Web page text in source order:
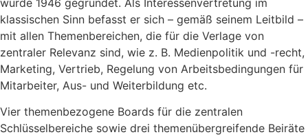
wurde 1946 gegründet. Als Interessenvertretung im
klassischen Sinn befasst er sich – gemäß seinem Leitbild –
mit allen Themenbereichen, die für die Verlage von
zentraler Relevanz sind, wie z. B. Medienpolitik und -recht,
Marketing, Vertrieb, Regelung von Arbeitsbedingungen für
Mitarbeiter, Aus- und Weiterbildung etc.
Vier themenbezogene Boards für die zentralen
Schlüsselbereiche sowie drei themenübergreifende Beiräte